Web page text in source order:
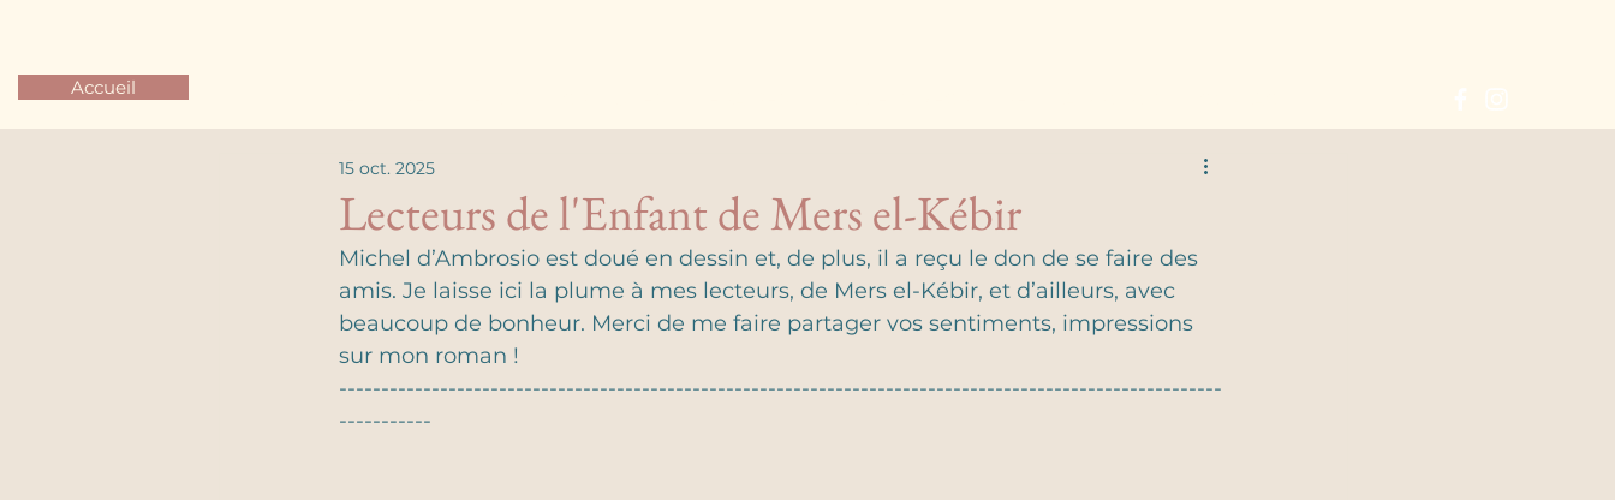
Accueil
Lecteurs de l'Enfant de Mers el-Kébir
15 oct. 2025
Michel d’Ambrosio est doué en dessin et, de plus, il a reçu le don de se faire des
amis. Je laisse ici la plume à mes lecteurs, de Mers el-Kébir, et d’ailleurs, avec
beaucoup de bonheur. Merci de me faire partager vos sentiments, impressions
sur mon roman !
---------------------------------------------------------------------------------------------------------
-----------